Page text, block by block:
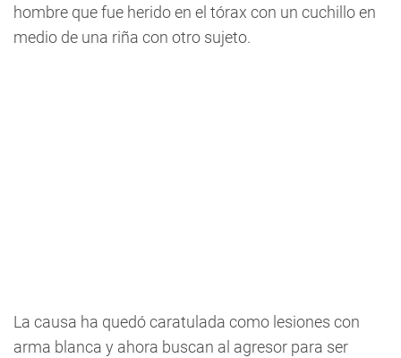
hombre que fue herido en el tórax con un cuchillo en
medio de una riña con otro sujeto.
La causa ha quedó caratulada como lesiones con
arma blanca y ahora buscan al agresor para ser